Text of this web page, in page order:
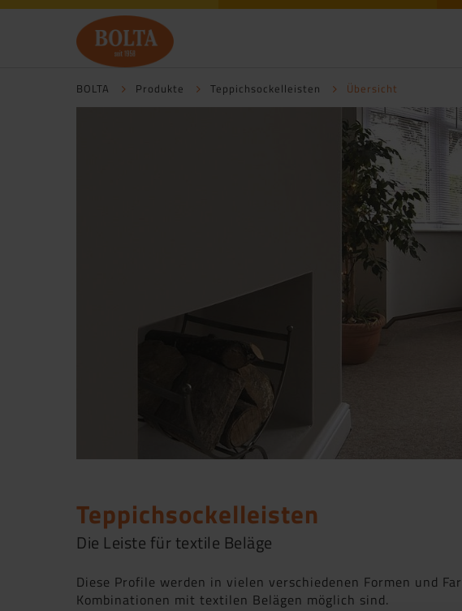
BOLTA Produkte Teppichsockelleisten Übersicht
Teppichsockelleisten
Die Leiste für textile Beläge
Diese Profile werden in vielen verschiedenen Formen und
Kombinationen mit textilen Belägen möglich sind.